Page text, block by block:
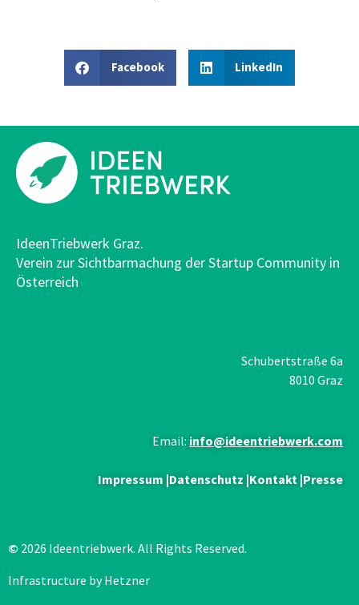
Facebook LinkedIn
IdeenTriebwerk Graz.
Verein zur Sichtbarmachung der Startup Community in
Österreich
Schubertstraße 6a
8010 Graz
Email: info@ideentriebwerk.com
Impressum |Datenschutz |Kontakt |Presse
© 2026 Ideentriebwerk. All Rights Reserved.
Infrastructure by Hetzner